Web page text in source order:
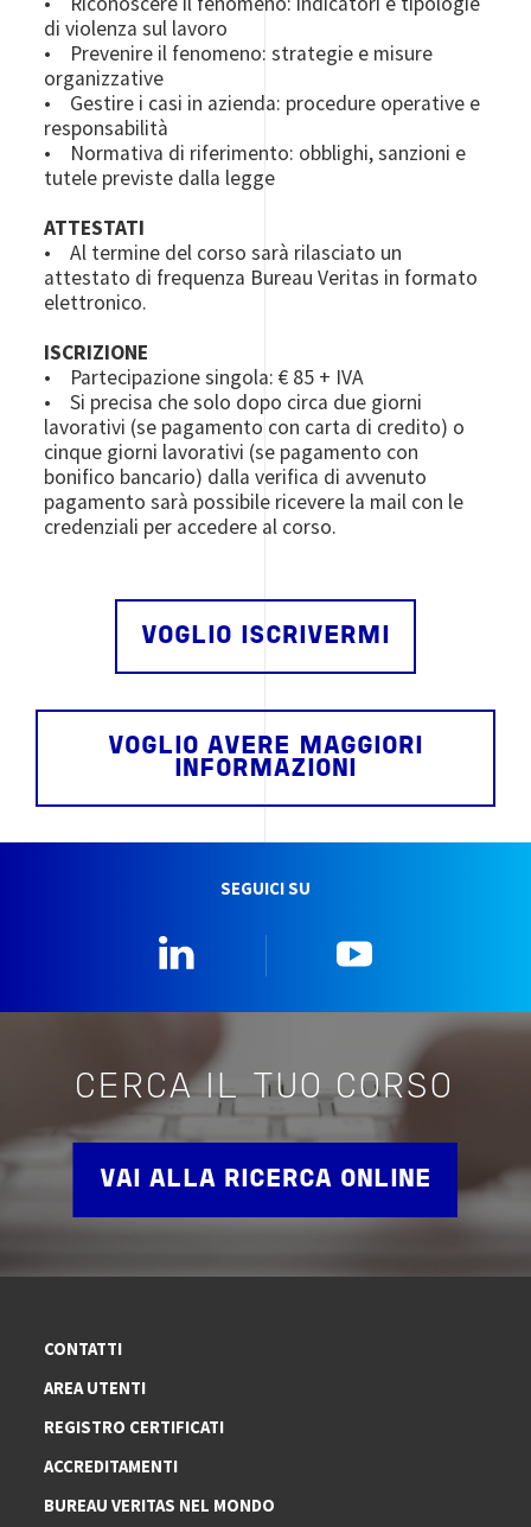
di violenza sul lavoro
• Prevenire il fenomeno: strategie e misure
organizzative
• Gestire i casi in azienda: procedure operative e
responsabilità
• Normativa di riferimento: obblighi, sanzioni e
tutele previste dalla legge
ATTESTATI
• Al termine del corso sarà rilasciato un
attestato di frequenza Bureau Veritas in formato
elettronico.
ISCRIZIONE
• Partecipazione singola: € 85 + IVA
• Si precisa che solo dopo circa due giorni
lavorativi (se pagamento con carta di credito) o
cinque giorni lavorativi (se pagamento con
bonifico bancario) dalla verifica di avvenuto
pagamento sarà possibile ricevere la mail con le
credenziali per accedere al corso.
VOGLIO ISCRIVERMI
VOGLIO AVERE MAGGIORI
INFORMAZIONI
SEGUICI SU
CERCA IL TUO CORSO
VAI ALLA RICERCA ONLINE
CONTATTI
AREA UTENTI
REGISTRO CERTIFICATI
ACCREDITAMENTI
BUREAU VERITAS NEL MONDO